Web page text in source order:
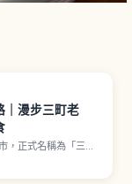
｜漫步三町老
，正式名稱為「三町
是江戶末期到明治時